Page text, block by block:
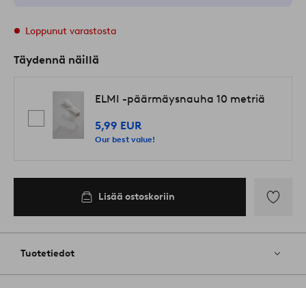
Loppunut varastosta
Täydennä näillä
ELMI -päärmäysnauha 10 metriä
5,99 EUR
Our best value!
Lisää ostoskoriin
Tuotetiedot